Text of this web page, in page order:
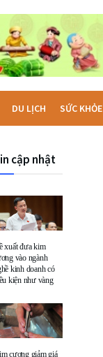
DU LỊCH SỨC KHỎE
cập nhật
xuất đưa kim
vào ngành
kinh doanh có
kiện như vàng
cương giảm giá